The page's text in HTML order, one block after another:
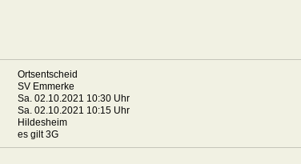
Ortsentscheid
SV Emmerke
Sa. 02.10.2021 10:30 Uhr
Sa. 02.10.2021 10:15 Uhr
Hildesheim
es gilt 3G